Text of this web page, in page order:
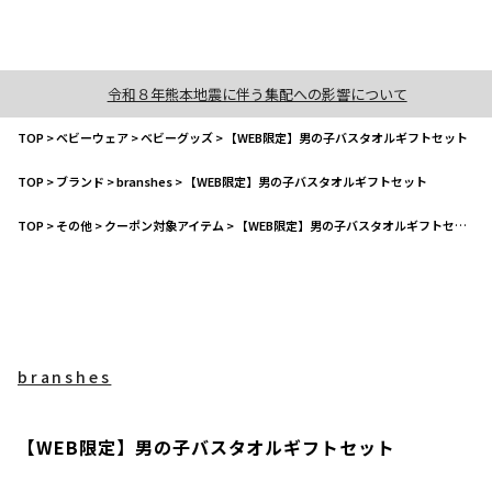
令和８年熊本地震に伴う集配への影響について
TOP>ベビーウェア>ベビーグッズ> 【WEB限定】男の子バスタオルギフトセット
TOP>ブランド >branshes> 【WEB限定】男の子バスタオルギフトセット
TOP>その他>クーポン対象アイテム > 【WEB限定】男の子バスタオルギフトセット
branshes
【WEB限定】男の子バスタオルギフトセット